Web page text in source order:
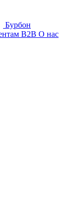
Бурбон
B2B О нас